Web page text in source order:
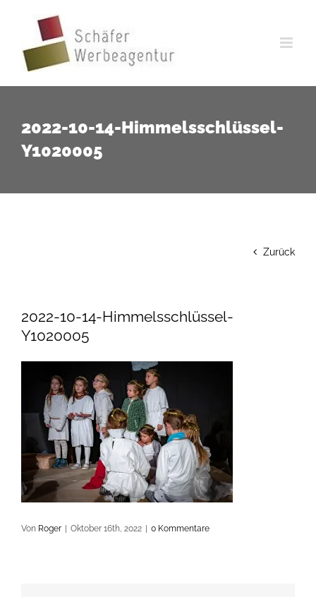
springen
2022-10-14-Himmelsschlüssel-
Y1020005
Zurück
2022-10-14-Himmelsschlüssel-
Y1020005
Von Roger Oktober 16th, 2022 0 Kommentare